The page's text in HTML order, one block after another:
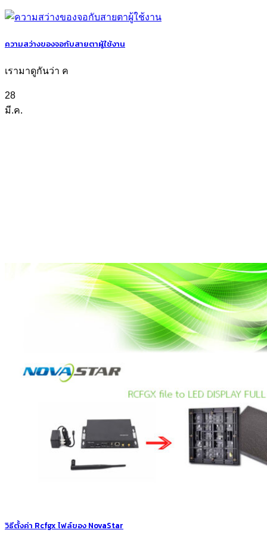
ความสว่างของจอกับสายตาผู้ใช้งาน
เรามาดูกันว่า ค
28
มี.ค.
วิธีตั้งค่า Rcfgx ไฟล์ของ NovaStar